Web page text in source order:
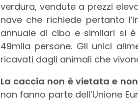
verdura, vendute a prezzi
nave che richiede pertanto
annuale di cibo e similari si
49mila persone. Gli unici
ricavati dagli animali che
La caccia non è vietata e
non fanno parte dell’Unione